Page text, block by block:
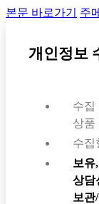
본문 바로가기 주
개인정보
수집
상품
수집
보유
상담
보관